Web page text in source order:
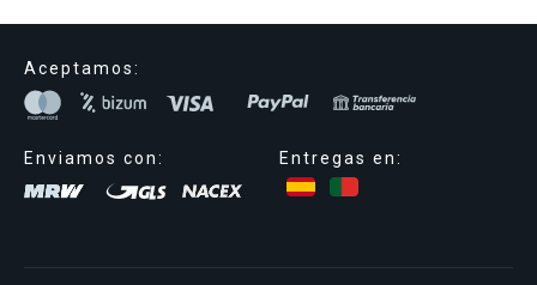
Aceptamos:
Enviamos con: Entregas en: